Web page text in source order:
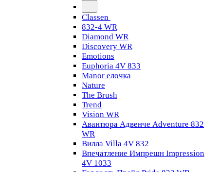
Classen
832-4 WR
Diamond WR
Discovery WR
Emotions
Euphoria 4V 833
Manor елочка
Nature
The Brush
Trend
Vision WR
Авантюра Адвенче Adventure 832
WR
Вилла Villa 4V 832
Впечатление Импрешн Impression
4V 1033